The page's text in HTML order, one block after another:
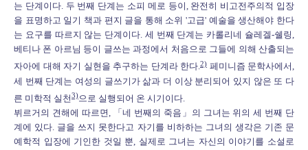
는 단계이다. 두 번째 단계는 소피 메로 등이, 완전히 비고전주의적 입장
을 표명하고 일기 책과 편지 글을 통해 소위 '고급' 예술을 생산해야 한다
는 요구를 따르지 않는 단계이다. 세 번째 단계는 카롤리네 슐레겔-쉘링,
베티나 폰 아르님 등이 글쓰는 과정에서 처음으로 그들에 의해 산출되는
자아에 대해 자기 실현을 추구하는 단계라 한다.2) 페미니즘 문학사에서,
세 번째 단계는 여성의 글쓰기가 삶과 더 이상 분리되어 있지 않은 또 다
른 미학적 실천3)으로 실행되어 온 시기이다.
뷔르거의 견해에 따르면, 「네 번째의 죽음」의 그녀는 위의 세 번째 단
계에 있다. 글을 쓰지 못한다고 자기를 비하하는 그녀의 생각은 기존 문
예학적 입장에 기인한 것일 뿐, 실제로 그녀는 자신의 이야기를 소설로